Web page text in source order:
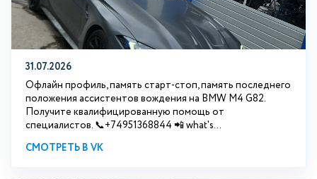
31.07.2026
Офлайн профиль, память старт-стоп, память последнего
положения ассистентов вождения на BMW М4 G82.
Получите квалифицированную помощь от
специалистов. 📞+74951368844 📲 what's...
СМОТРЕТЬ В VK